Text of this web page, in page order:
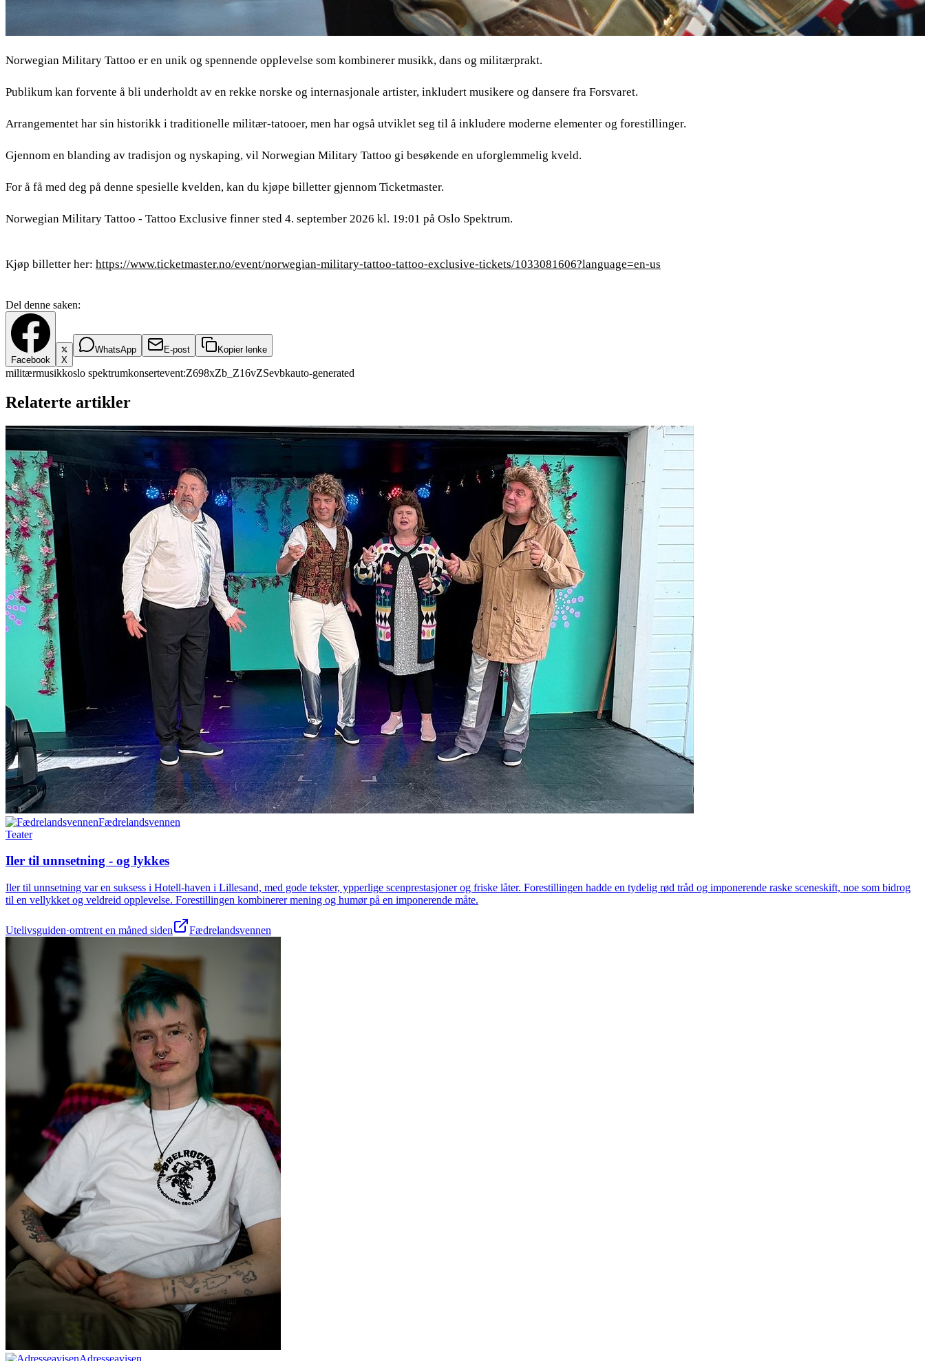
Norwegian Military Tattoo er en unik og spennende opplevelse som kombinerer musikk, dans og militærprakt.
Publikum kan forvente å bli underholdt av en rekke norske og internasjonale artister, inkludert musikere og dansere fra Forsvaret.
Arrangementet har sin historikk i traditionelle militær-tatooer, men har også utviklet seg til å inkludere moderne elementer og forestillinger.
Gjennom en blanding av tradisjon og nyskaping, vil Norwegian Military Tattoo gi besøkende en uforglemmelig kveld.
For å få med deg på denne spesielle kvelden, kan du kjøpe billetter gjennom Ticketmaster.
Norwegian Military Tattoo - Tattoo Exclusive finner sted 4. september 2026 kl. 19:01 på Oslo Spektrum.
Kjøp billetter her: https://www.ticketmaster.no/event/norwegian-military-tattoo-tattoo-exclusive-tickets/1033081606?language=en-us
Del denne saken:
Facebook X
WhatsApp E-post Kopier lenke
militærmusikkoslo spektrumkonsertevent:Z698xZb_Z16vZSevbkauto-generated
Relaterte artikler
Fædrelandsvennen
Teater
Iler til unnsetning - og lykkes
Iler til unnsetning var en suksess i Hotell-haven i Lillesand, med gode tekster, ypperlige scenprestasjoner og friske låter. Forestillingen hadde en tydelig rød tråd og imponerende raske sceneskift, noe som bidrog
til en vellykket og veldreid opplevelse. Forestillingen kombinerer mening og humør på en imponerende måte.
Utelivsguiden·omtrent en måned siden Fædrelandsvennen
Adresseavisen